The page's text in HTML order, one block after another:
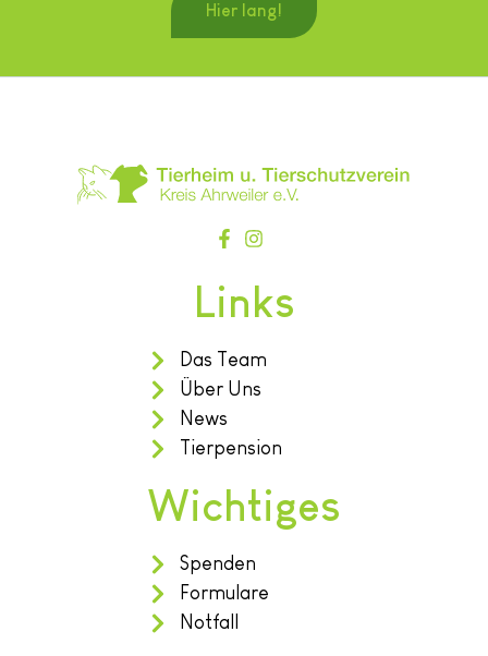
Hier lang!
Links
Das Team
Über Uns
News
Tierpension
Wichtiges
Spenden
Formulare
Notfall